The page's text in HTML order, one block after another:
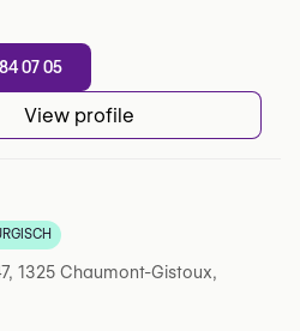
07 05
View profile
5 sur Google
1325 Chaumont-Gistoux,